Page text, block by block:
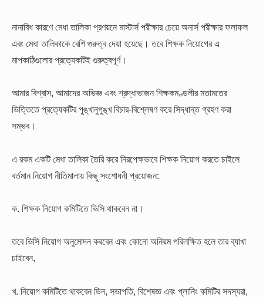
নানাবিধ কারণে মেধা তালিকা প্রণয়নে মাস্টার্স পরীক্ষার চেয়ে অনার্স পরীক্ষার ফলাফল
এবং মেধা তালিকাকে বেশি গুরুত্ব দেয়া হয়েছে। তবে শিক্ষক নিয়োগের এ
মাপকাঠিগুলোর প্রত্যেকটিই গুরুত্বপূর্ণ।
আমার বিশ্বাস, আমাদের অভিজ্ঞ এবং শ্রদ্ধাভাজন শিক্ষকমণ্ডলীর মতামতের
ভিত্তিতে প্রত্যেকটির পুঙ্খানুপুঙ্খ বিচার-বিশ্লেষণ করে সিদ্ধান্ত গ্রহণ করা
সম্ভব।
এ রকম একটি মেধা তালিকা তৈরি করে নিরপেক্ষভাবে শিক্ষক নিয়োগ করতে চাইলে
বর্তমান নিয়োগ নীতিমালায় কিছু সংশোধনী প্রয়োজন:
ক. শিক্ষক নিয়োগ কমিটিতে ভিসি থাকবেন না।
তবে ভিসি নিয়োগ অনুমোদন করবেন এবং কোনো অনিয়ম পরিলক্ষিত হলে তার ব্যাখা
চাইবেন,
খ. নিয়োগ কমিটিতে থাকবেন ডিন, সভাপতি, বিশেষজ্ঞ এবং প্লানিং কমিটির সদস্যরা,